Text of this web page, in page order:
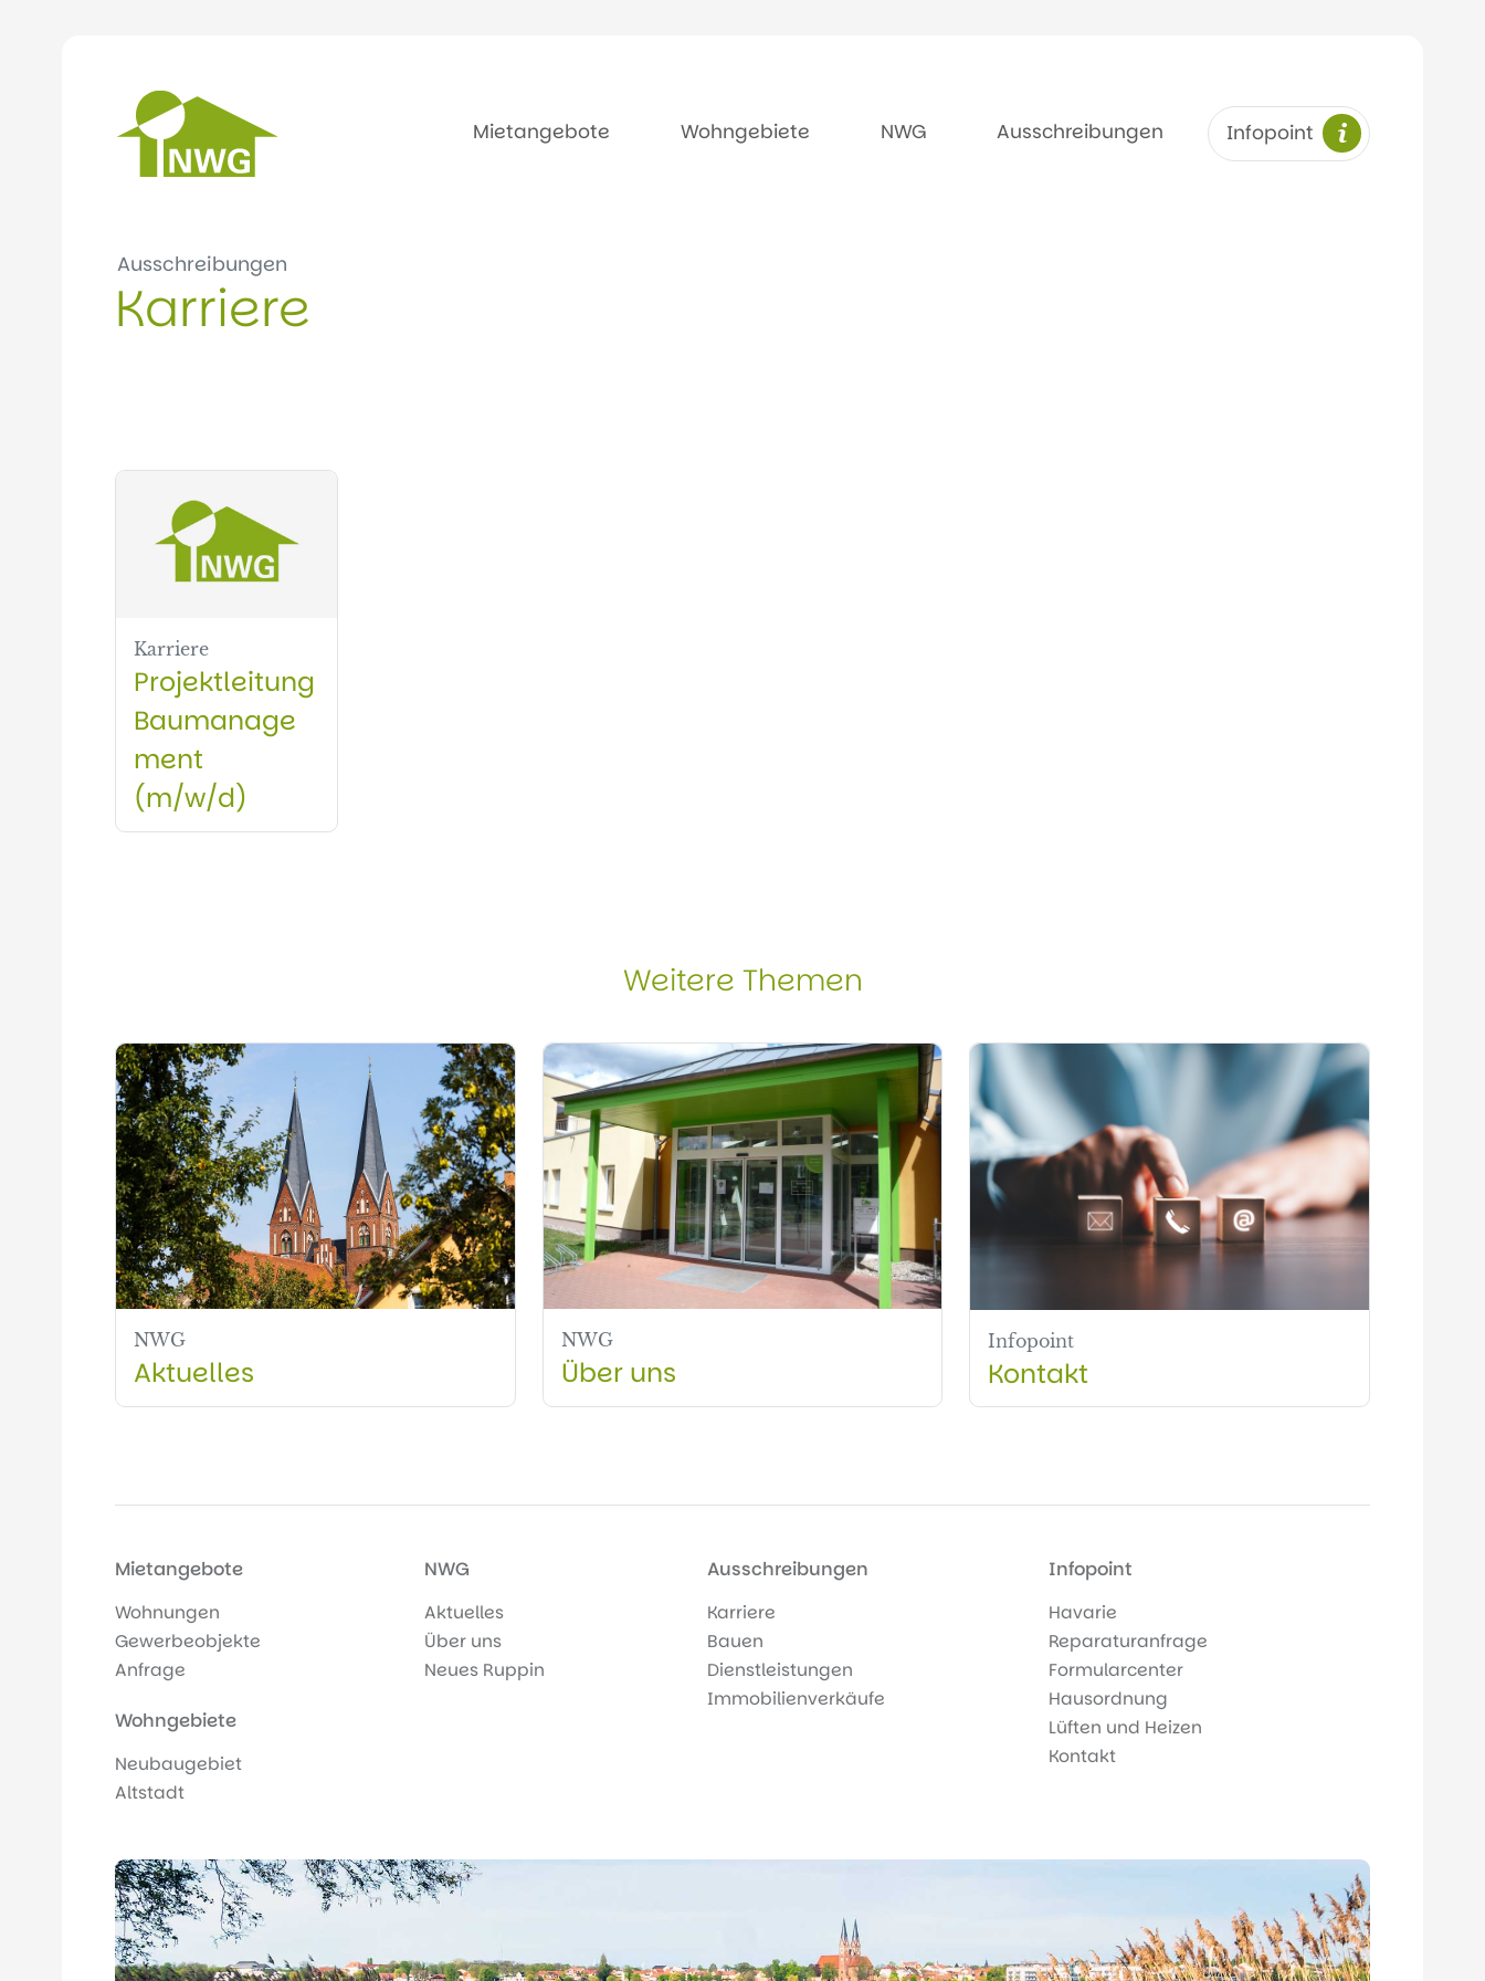
Mietangebote Wohngebiete NWG Ausschreibungen Infopoint
Ausschreibungen
Karriere
Karriere
Projektleitung
Baumanage
ment
(m/w/d)
Weitere Themen
NWG
Aktuelles
NWG
Über uns
Infopoint
Kontakt
Mietangebote
Wohnungen
Gewerbeobjekte
Anfrage
Wohngebiete
Neubaugebiet
Altstadt
NWG
Aktuelles
Über uns
Neues Ruppin
Ausschreibungen
Karriere
Bauen
Dienstleistungen
Immobilienverkäufe
Infopoint
Havarie
Reparaturanfrage
Formularcenter
Hausordnung
Lüften und Heizen
Kontakt